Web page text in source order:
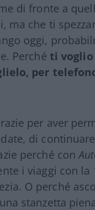
di fronte a
ma che ti
oggi,
Perché ti
per
per aver
di
perché con
i viaggi con la
O perché
stanzetta